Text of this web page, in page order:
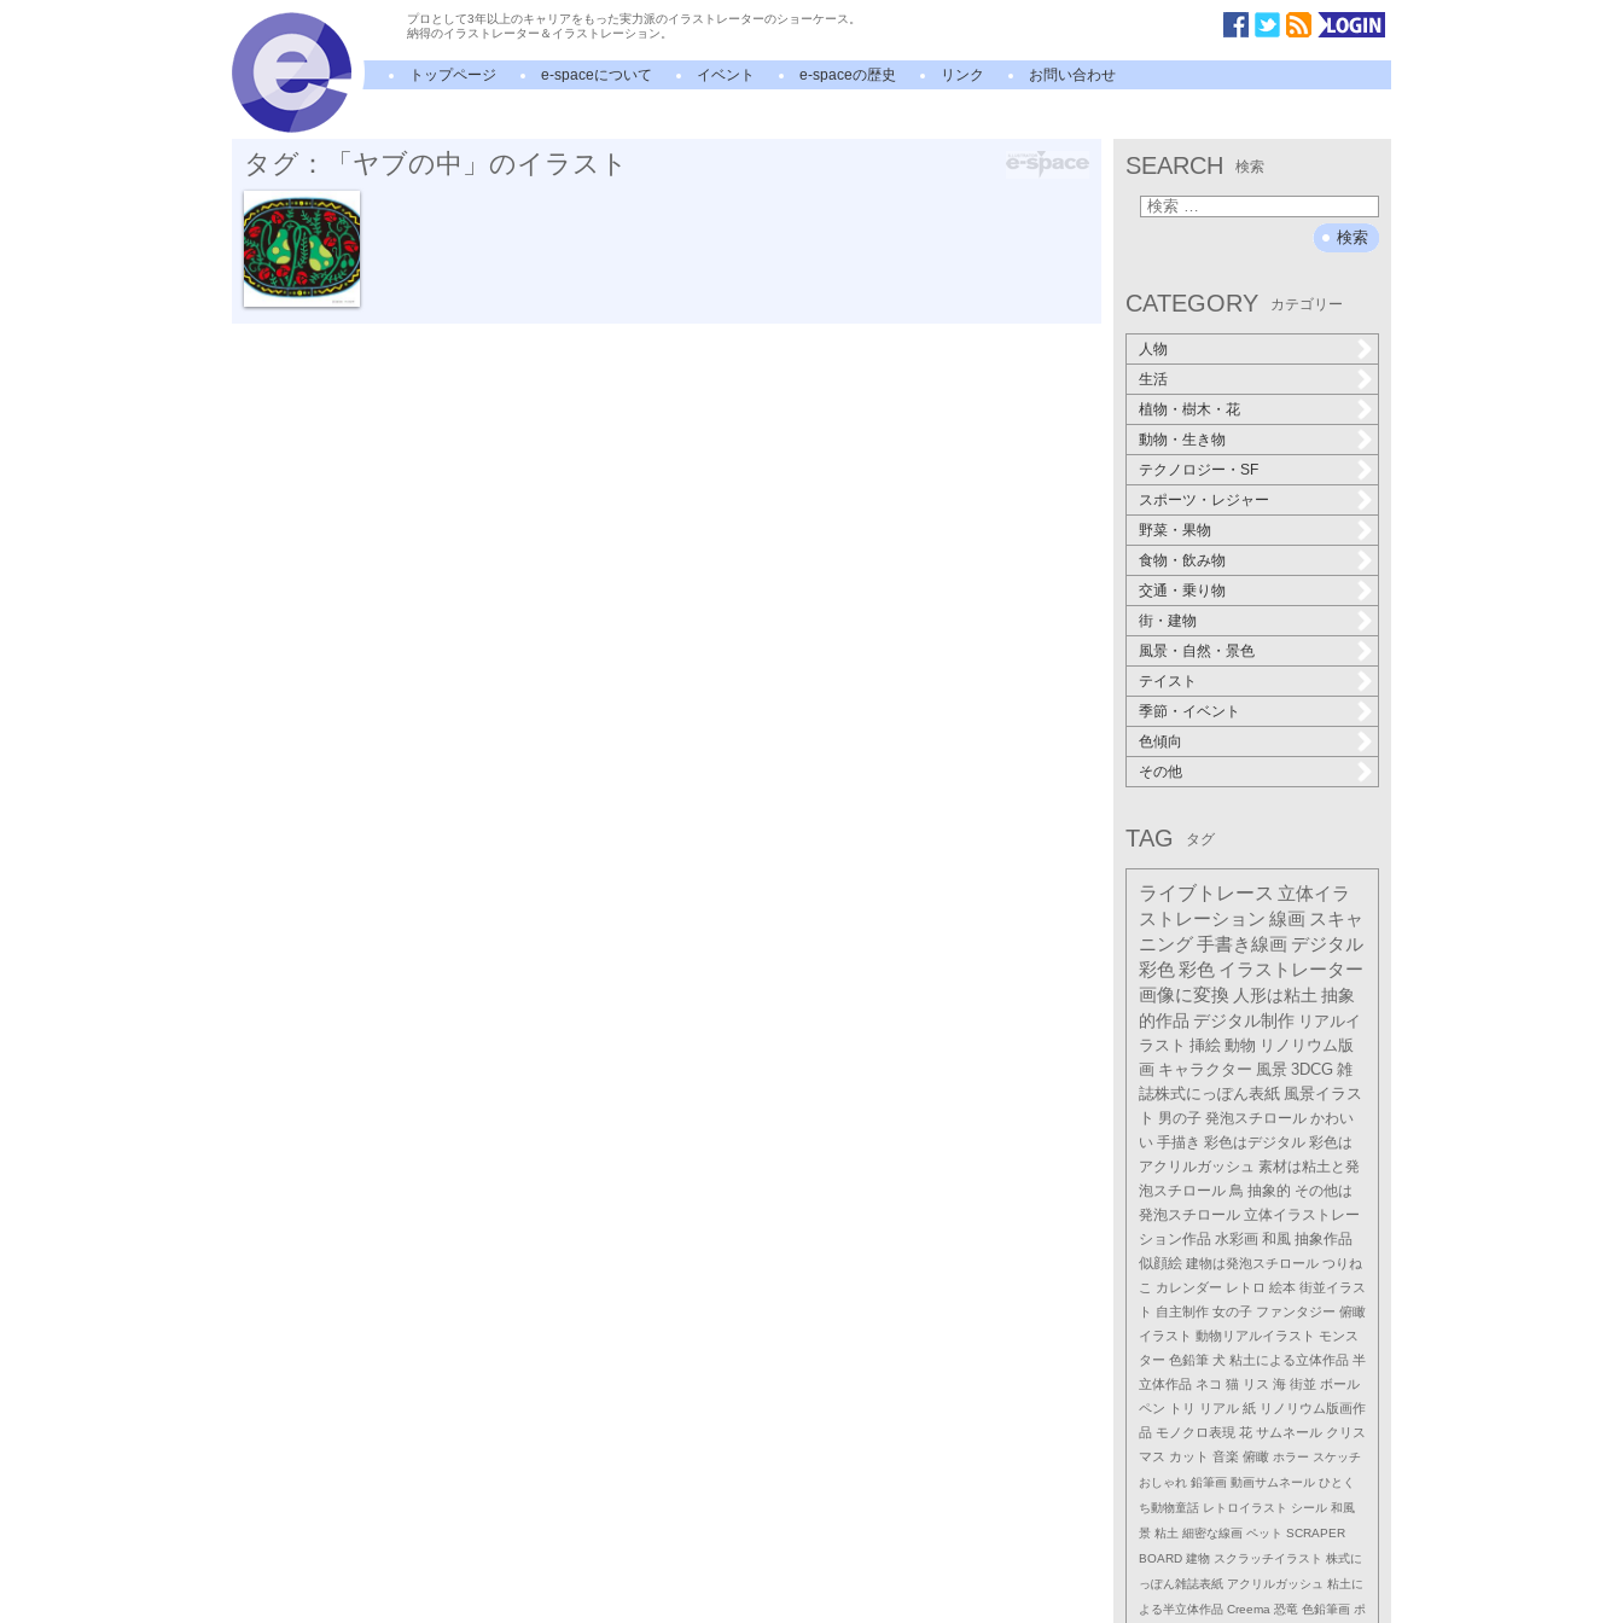
プロとして3年以上のキャリアをもった実力派のイラストレーターのショーケース。
納得のイラストレーター＆イラストレーション。
トップページ e-spaceについて イベント e-spaceの歴史 リンク お問い合わせ
タグ：「ヤブの中」のイラスト
ヤブの中 SEARCH 検索
CATEGORY カテゴリー
人物
生活
植物・樹木・花
動物・生き物
テクノロジー・SF
スポーツ・レジャー
野菜・果物
食物・飲み物
交通・乗り物
街・建物
風景・自然・景色
テイスト
季節・イベント
色傾向
その他
TAG タグ
ライブトレース 立体イラ
ストレーション 線画 スキャ
ニング手書き線画 デジタル
彩色彩色 イラストレーター
画像に変換 人形は粘土 抽象
的作品 デジタル制作 リアルイ
ラスト 挿絵 動物 リノリウム版
画 キャラクター 風景 3DCG 雑
誌株式にっぽん表紙 風景イラス
ト 男の子 発泡スチロール かわい
い 手描き 彩色はデジタル 彩色は
アクリルガッシュ 素材は粘土と発
泡スチロール 鳥 抽象的 その他は
発泡スチロール 立体イラストレー
ション作品 水彩画 和風 抽象作品
似顔絵 建物は発泡スチロール つりね
こ カレンダー レトロ 絵本 街並イラス
ト 自主制作 女の子 ファンタジー 俯瞰
イラスト 動物リアルイラスト モンス
ター 色鉛筆 犬 粘土による立体作品 半
立体作品 ネコ 猫 リス 海 街並 ボール
ペン
トリ リアル 紙 リノリウム版画作
品 モノクロ表現 花 サムネール クリス
マス カット 音楽 俯瞰 ホラー スケッチ
おしゃれ 鉛筆画 動画サムネール ひとく
ち動物童話 レトロイラスト シール 和風
景 粘土 細密な線画 ペット SCRAPER
BOARD 建物 スクラッチイラスト 株式に
っぽん雑誌表紙 アクリルガッシュ 粘土に
よる半立体作品 Creema 恐竜 色鉛筆画 ポ